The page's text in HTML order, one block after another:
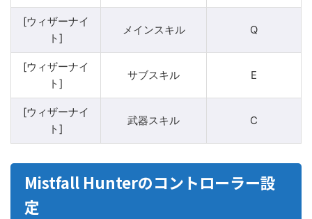
[ウィザーナイ
ト]
メインスキル Q
[ウィザーナイ
ト]
サブスキル E
[ウィザーナイ
ト]
武器スキル C
Mistfall Hunterのコントローラー設
定